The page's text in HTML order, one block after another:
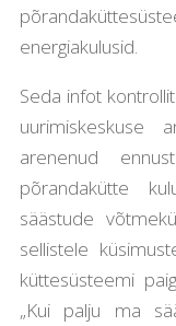
energiakulusid.
Seda infot
uurimiskeskuse
arenenud
põrandakütte
säästude
sellistele
küttesüsteemi
„Kui palju ma